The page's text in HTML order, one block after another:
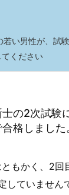
若い男性が、試
てください
の2次試験
格しました
ともかく、2回
していません